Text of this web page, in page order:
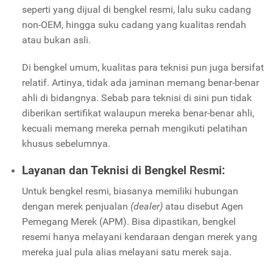
seperti yang dijual di bengkel resmi, lalu suku cadang
non-OEM, hingga suku cadang yang kualitas rendah
atau bukan asli.
Di bengkel umum, kualitas para teknisi pun juga bersifat
relatif. Artinya, tidak ada jaminan memang benar-benar
ahli di bidangnya. Sebab para teknisi di sini pun tidak
diberikan sertifikat walaupun mereka benar-benar ahli,
kecuali memang mereka pernah mengikuti pelatihan
khusus sebelumnya.
Layanan dan Teknisi di Bengkel Resmi:
Untuk bengkel resmi, biasanya memiliki hubungan
dengan merek penjualan (dealer)atau disebut Agen
Pemegang Merek (APM). Bisa dipastikan, bengkel
resemi hanya melayani kendaraan dengan merek yang
mereka jual pula alias melayani satu merek saja.